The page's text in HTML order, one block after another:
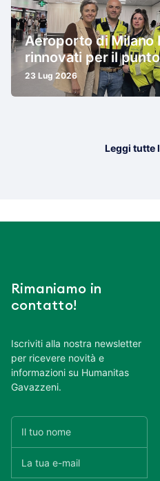
Aeroporto di Milano
rinnovati per il
23 Lug 2026
Leggi tutte
Rimaniamo in
contatto!
Iscriviti alla nostra newsletter
per ricevere novità e
informazioni su Humanitas
Gavazzeni.